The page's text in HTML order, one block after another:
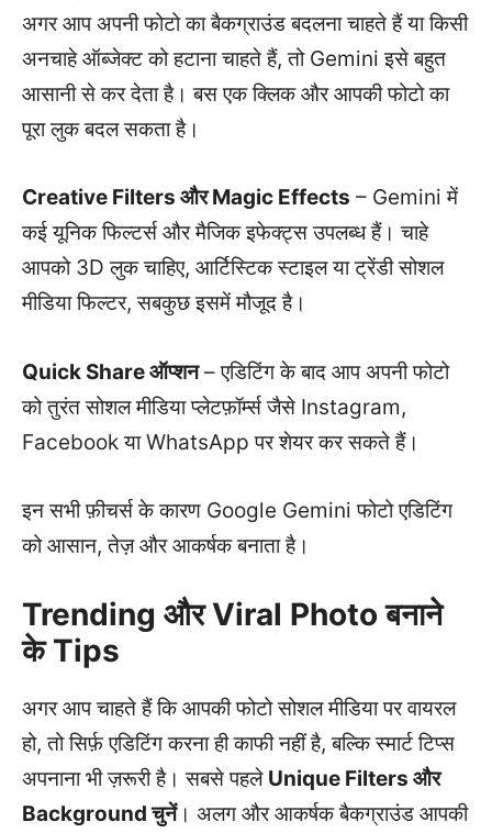
अगर आप अपनी फोटो का बैकग्राउंड बदलना चाहते हैं या किसी
अनचाहे ऑब्जेक्ट को हटाना चाहते हैं, तो Gemini इसे बहुत
आसानी से कर देता है। बस एक क्लिक और आपकी फोटो का
पूरा लुक बदल सकता है।
Creative Filters और Magic Effects – Gemini में
कई यूनिक फिल्टर्स और मैजिक इफेक्ट्स उपलब्ध हैं। चाहे
आपको 3D लुक चाहिए, आर्टिस्टिक स्टाइल या ट्रेंडी सोशल
मीडिया फिल्टर, सबकुछ इसमें मौजूद है।
Quick Share ऑप्शन– एडिटिंग के बाद आप अपनी फोटो
को तुरंत सोशल मीडिया प्लेटफ़ॉर्म्स जैसे Instagram,
Facebook या WhatsApp पर शेयर कर सकते हैं।
इन सभी फ़ीचर्स के कारण Google Gemini फोटो एडिटिंग
को आसान, तेज़ और आकर्षक बनाता है।
Trending और Viral Photo बनाने
के Tips
अगर आप चाहते हैं कि आपकी फोटो सोशल मीडिया पर वायरल
हो, तो सिर्फ़ एडिटिंग करना ही काफी नहीं है, बल्कि स्मार्ट टिप्स
अपनाना भी ज़रूरी है। सबसे पहले Unique Filters और
Background चुनें। अलग और आकर्षक बैकग्राउंड आपकी